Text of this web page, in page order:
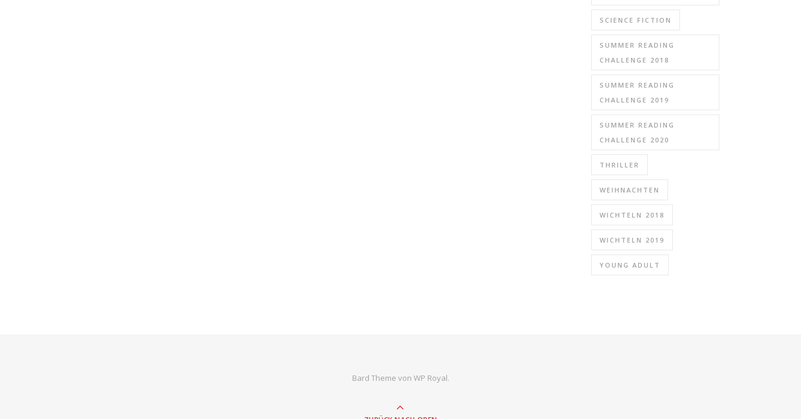
SCIENCE FICTION
SUMMER READING
CHALLENGE 2018
SUMMER READING
CHALLENGE 2019
SUMMER READING
CHALLENGE 2020
THRILLER
WEIHNACHTEN
WICHTELN 2018
WICHTELN 2019
YOUNG ADULT
Bard Theme von WP Royal.